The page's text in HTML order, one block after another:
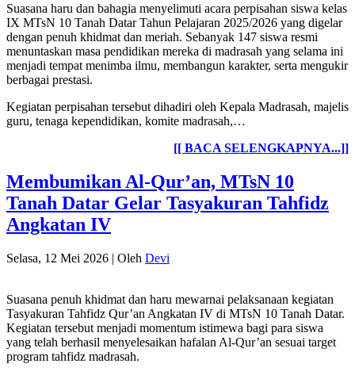
Suasana haru dan bahagia menyelimuti acara perpisahan siswa kelas
IX MTsN 10 Tanah Datar Tahun Pelajaran 2025/2026 yang digelar
dengan penuh khidmat dan meriah. Sebanyak 147 siswa resmi
menuntaskan masa pendidikan mereka di madrasah yang selama ini
menjadi tempat menimba ilmu, membangun karakter, serta mengukir
berbagai prestasi.
Kegiatan perpisahan tersebut dihadiri oleh Kepala Madrasah, majelis
guru, tenaga kependidikan, komite madrasah,…
[[ BACA SELENGKAPNYA...]]
Membumikan Al-Qur’an, MTsN 10
Tanah Datar Gelar Tasyakuran Tahfidz
Angkatan IV
Selasa, 12 Mei 2026 | Oleh Devi
Suasana penuh khidmat dan haru mewarnai pelaksanaan kegiatan
Tasyakuran Tahfidz Qur’an Angkatan IV di MTsN 10 Tanah Datar.
Kegiatan tersebut menjadi momentum istimewa bagi para siswa
yang telah berhasil menyelesaikan hafalan Al-Qur’an sesuai target
program tahfidz madrasah.